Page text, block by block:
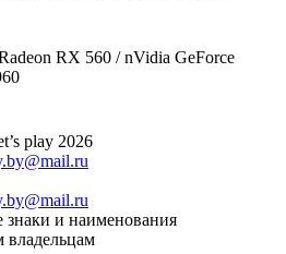
RX 560 / nVidia GeForce
play 2026
знаки и наименования
владельцам